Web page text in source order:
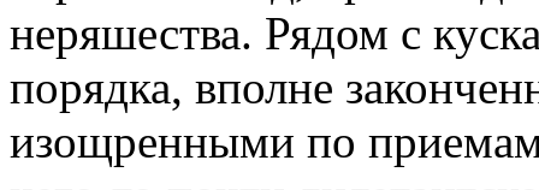
неряшества. Рядом с
порядка, вполне
изощренными по